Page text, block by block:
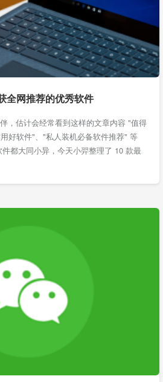
全网推荐的优秀软件
，估计会经常看到这样的文章内容 "值得
好软件"、"私人装机必备软件推荐" 等
都大同小异，今天小羿整理了 10 款最